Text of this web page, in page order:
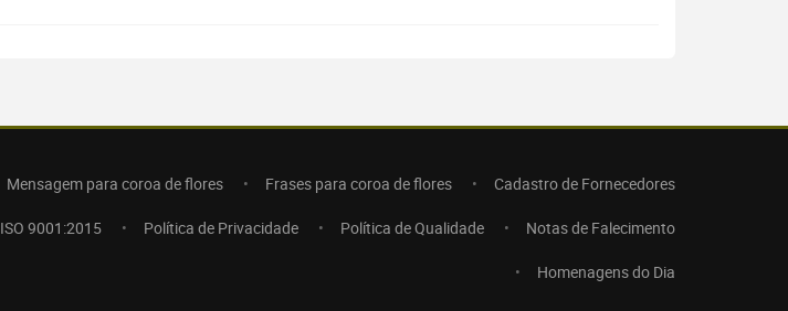
Mensagem para coroa de flores Frases para coroa de flores Cadastro de Fornecedores
ISO 9001:2015 Política de Privacidade Política de Qualidade Notas de Falecimento
Homenagens do Dia